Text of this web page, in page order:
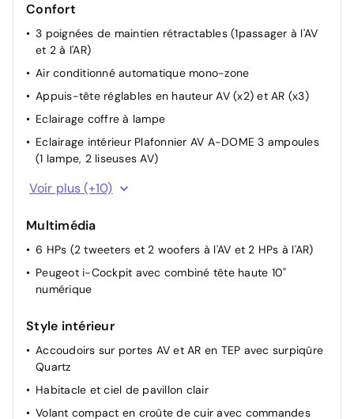
Confort
3 poignées de maintien rétractables (1passager à l'AV
et 2 à l'AR)
Air conditionné automatique mono-zone
Appuis-tête réglables en hauteur AV (x2) et AR (x3)
Eclairage coffre à lampe
Eclairage intérieur Plafonnier AV A-DOME 3 ampoules
(1 lampe, 2 liseuses AV)
Essuie-vitre AV à déclenchement automatique
Lève-vitres AR électriques et séquentiels avec
antipincement
Lève-vitres AV électriques et séquentiels avec
antipincement
centrale
Rétroviseurs extérieurs dégivrants avec réglage et
rabattement électriques
Siège conducteur avec réglage manuel en hauteur
Télécommande 3 boutons + clé standard
Voir plus (+10)
Multimédia
6 HPs (2 tweeters et 2 woofers à l'AV et 2 HPs à l'AR)
Peugeot i-Cockpit avec combiné tête haute 10"
numérique
Style intérieur
Accoudoirs sur portes AV et AR en TEP avec surpiqûre
Quartz
Habitacle et ciel de pavillon clair
Volant compact en croûte de cuir avec commandes